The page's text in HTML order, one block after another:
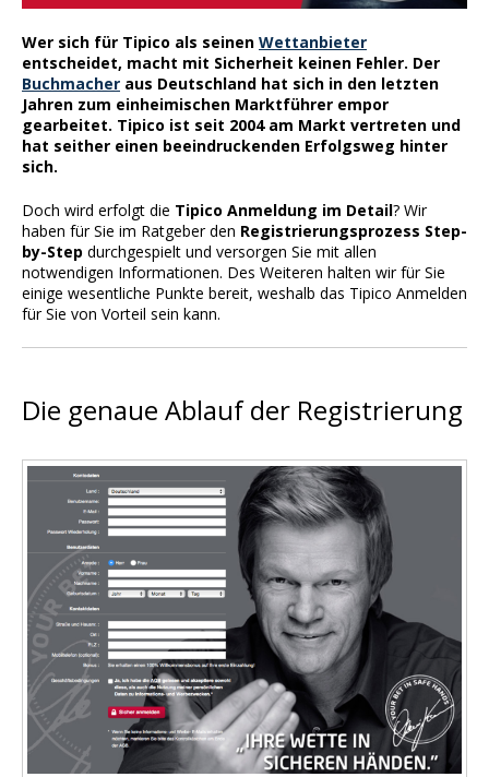
Neue Wettanbieter
Sportwetten Apps
Wett Tipps für Heute
Wer sich für Tipico als seinen Wettanbieter
entscheidet, macht mit Sicherheit keinen Fehler. Der
Buchmacher aus Deutschland hat sich in den letzten
Jahren zum einheimischen Marktführer empor
gearbeitet. Tipico ist seit 2004 am Markt vertreten und
hat seither einen beeindruckenden Erfolgsweg hinter
sich.
Doch wird erfolgt die Tipico Anmeldung im Detail? Wir
haben für Sie im Ratgeber den Registrierungsprozess Step-
by-Step durchgespielt und versorgen Sie mit allen
notwendigen Informationen. Des Weiteren halten wir für Sie
einige wesentliche Punkte bereit, weshalb das Tipico Anmelden
für Sie von Vorteil sein kann.
Die genaue Ablauf der Registrierung